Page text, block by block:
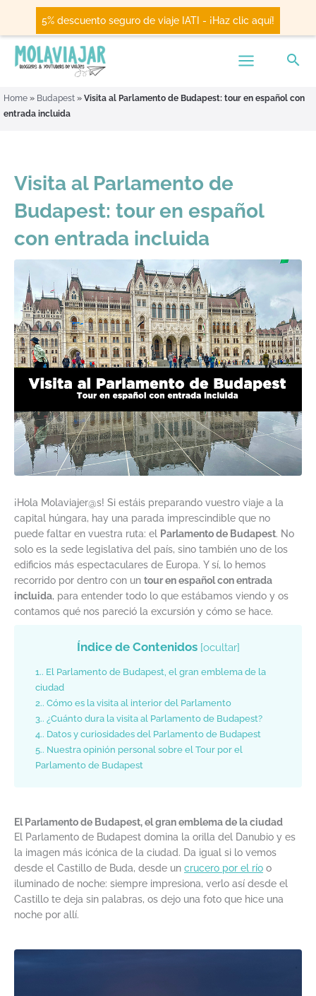
5% descuento seguro de viaje IATI - ¡Haz clic aquí!
Home » Budapest » Visita al Parlamento de Budapest: tour en español con
entrada incluida
Visita al Parlamento de
Budapest: tour en español
con entrada incluida
¡Hola Molaviajer@s! Si estáis preparando vuestro viaje a la
capital húngara, hay una parada imprescindible que no
puede faltar en vuestra ruta: el
Parlamento de Budapest. No
solo es la sede legislativa del país, sino también uno de los
edificios más espectaculares de Europa. Y sí, lo hemos
recorrido por dentro con un tour en español con entrada
incluida, para entender todo lo que estábamos viendo y os
contamos qué nos pareció la excursión y cómo se hace.
Índice de Contenidos [ocultar]
1. El Parlamento de Budapest, el gran emblema de la
ciudad
2. Cómo es la visita al interior del Parlamento
3. ¿Cuánto dura la visita al Parlamento de Budapest?
4. Datos y curiosidades del Parlamento de Budapest
5. Nuestra opinión personal sobre el Tour por el
Parlamento de Budapest
El Parlamento de Budapest, el gran emblema de la ciudad
El Parlamento de Budapest domina la orilla del Danubio y es
la imagen más icónica de la ciudad. Da igual si lo vemos
desde el Castillo de Buda, desde un crucero por el río o
iluminado de noche: siempre impresiona, verlo así desde el
Castillo te deja sin palabras, os dejo una foto que hice una
noche por allí.